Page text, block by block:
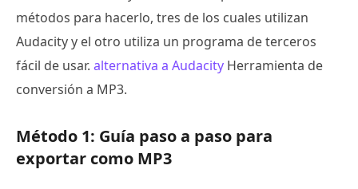
métodos para hacerlo, tres de los cuales utilizan
Audacity y el otro utiliza un programa de terceros
fácil de usar. alternativa a Audacity Herramienta de
conversión a MP3.
Método 1: Guía paso a paso para
exportar como MP3